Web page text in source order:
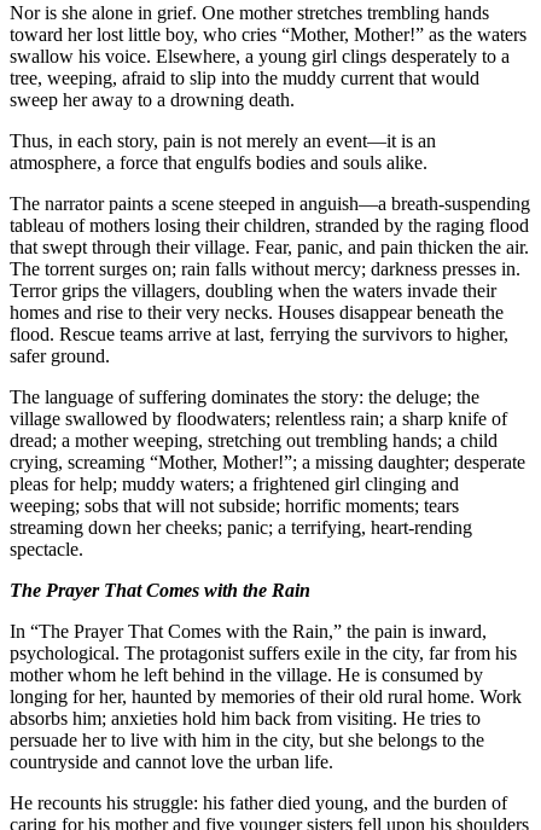
Nor is she alone in grief. One mother
toward her lost little boy, who cries
swallow his voice. Elsewhere, a young
tree, weeping, afraid to slip into the
sweep her away to a drowning death.
Thus, in each story, pain is not merely
atmosphere, a force that engulfs bodies
The narrator paints a scene steeped in
tableau of mothers losing their children,
that swept through their village. Fear,
The torrent surges on; rain falls without
Terror grips the villagers, doubling
homes and rise to their very necks.
flood. Rescue teams arrive at last,
The language of suffering dominates the
village swallowed by floodwaters;
dread; a mother weeping, stretching out
crying, screaming “Mother, Mother!”; a
pleas for help; muddy waters; a
weeping; sobs that will not subside;
streaming down her cheeks; panic; a
The Prayer That Comes with the Rain
In “The Prayer That Comes with the
psychological. The protagonist suffers
mother whom he left behind in the
longing for her, haunted by memories
absorbs him; anxieties hold him back
persuade her to live with him in the city,
countryside and cannot love the urban
He recounts his struggle: his father died
caring for his mother and five younger